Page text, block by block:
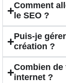
Comment
le SEO ?
Puis-je
création ?
Combien
internet ?